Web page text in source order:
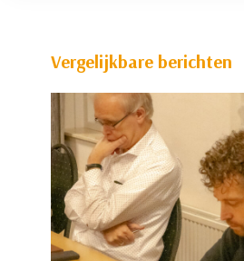
Vergelijkbare berichten